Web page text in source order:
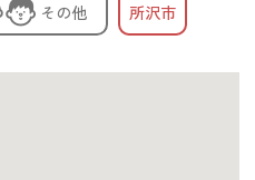
その他 所沢市